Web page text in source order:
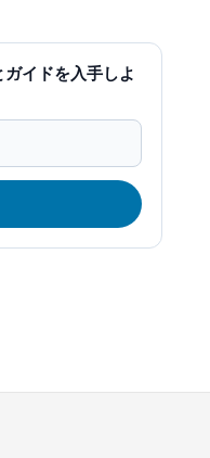
イドを入手しよ